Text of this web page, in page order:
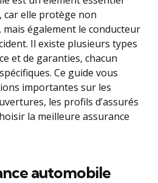
elle protège non
également le conducteur
Il existe plusieurs types
et de garanties, chacun
Ce guide vous
importantes sur les
les profils d’assurés
la meilleure assurance
automobile